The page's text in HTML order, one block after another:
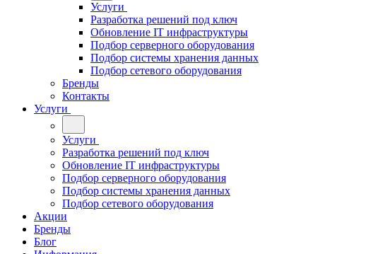
Услуги
Разработка решений под ключ
Обновление IT инфраструктуры
Подбор серверного оборудования
Подбор системы хранения данных
Подбор сетевого оборудования
Бренды
Контакты
Услуги
Услуги
Разработка решений под ключ
Обновление IT инфраструктуры
Подбор серверного оборудования
Подбор системы хранения данных
Подбор сетевого оборудования
Акции
Бренды
Блог